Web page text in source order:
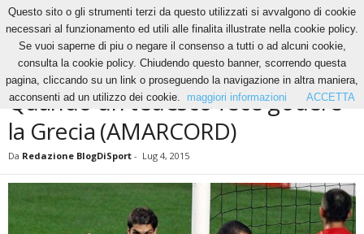
News Quando un tedesco fece godere la Grecia (AMARCORD)
NEWS
Quando un tedesco fece godere
la Grecia (AMARCORD)
Da Redazione BlogDiSport - Lug 4, 2015
Questo sito o gli strumenti terzi da questo utilizzati si avvalgono di cookie
necessari al funzionamento ed utili alle finalita illustrate nella cookie policy.
Se vuoi saperne di piu o negare il consenso a tutti o ad alcuni cookie,
consulta la cookie policy. Chiudendo questo banner, scorrendo questa
pagina, cliccando su un link o proseguendo la navigazione in altra maniera,
acconsenti ad un utilizzo dei cookie.
maggiori informazioni ACCETTA